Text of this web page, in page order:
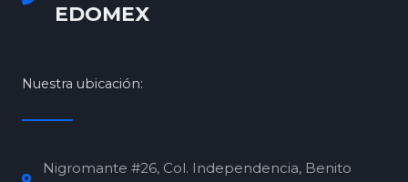
EDOMEX
Nuestra ubicación:
Nigromante #26, Col. Independencia, Benito